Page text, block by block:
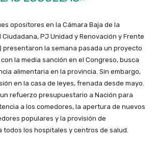
opositores en la Cámara Baja de la
PJ Unidad y Renovación y Frente
presentaron la semana pasada un proyecto
la media sanción en el Congreso, busca
alimentaria en la provincia. Sin embargo,
en la casa de leyes, frenada desde mayo.
refuerzo presupuestario a Nación para
a los comedores, la apertura de nuevos
populares y la provisión de
todos los hospitales y centros de salud.